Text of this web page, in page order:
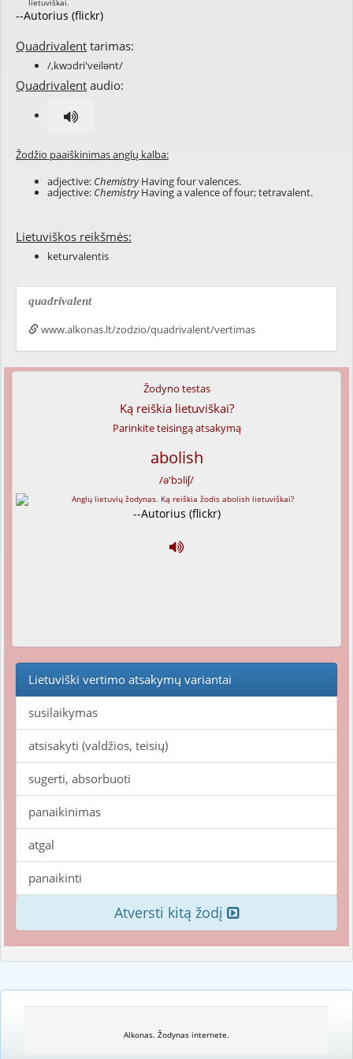
--Autorius (flickr)
Quadrivalent tarimas:
/,kwɔdri'veilənt/
Quadrivalent audio:
Žodžio paaiškinimas anglų kalba:
adjective: ChemistryHaving four valences.
adjective: ChemistryHaving a valence of four; tetravalent.
Lietuviškos reikšmės:
keturvalentis
quadrivalent
www.alkonas.lt/zodzio/quadrivalent/vertimas
Žodyno testas
Ką reiškia lietuviškai?
Parinkite teisingą atsakymą
abolish
/ə'bɔliʃ/
--Autorius (flickr)
Lietuviški vertimo atsakymų variantai
susilaikymas
atsisakyti (valdžios, teisių)
sugerti, absorbuoti
panaikinimas
atgal
panaikinti
Atversti kitą žodį
Alkonas. Žodynas internete.